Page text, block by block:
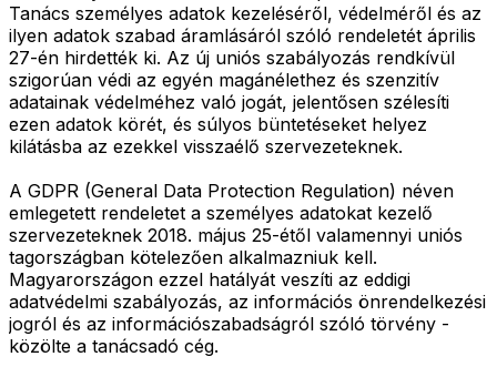
Tanács személyes adatok kezeléséről, védelméről és az
ilyen adatok szabad áramlásáról szóló rendeletét április
27-én hirdették ki. Az új uniós szabályozás rendkívül
szigorúan védi az egyén magánélethez és szenzitív
adatainak védelméhez való jogát, jelentősen szélesíti
ezen adatok körét, és súlyos büntetéseket helyez
kilátásba az ezekkel visszaélő szervezeteknek.
A GDPR (General Data Protection Regulation) néven
emlegetett rendeletet a személyes adatokat kezelő
szervezeteknek 2018. május 25-étől valamennyi uniós
tagországban kötelezően alkalmazniuk kell.
Magyarországon ezzel hatályát veszíti az eddigi
adatvédelmi szabályozás, az információs önrendelkezési
jogról és az információszabadságról szóló törvény -
közölte a tanácsadó cég.